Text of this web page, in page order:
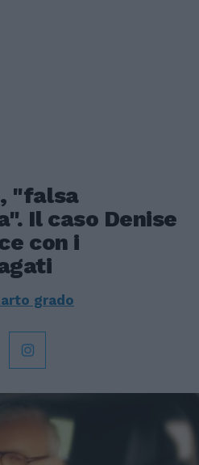
"falsa
Il caso Denise
con i
grado